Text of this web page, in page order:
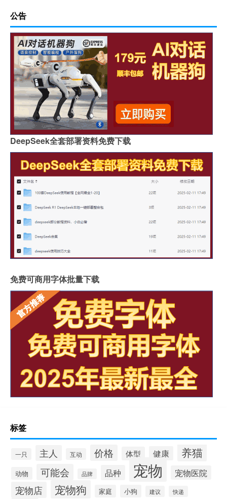
公告
DeepSeek全套部署资料免费下载
免费可商用字体批量下载
标签
一只 主人 互动 价格 体型 健康 养猫
动物 可能会 品牌 品种 宠物 宠物医院
宠物店 宠物狗 家庭 小狗 建议 快递